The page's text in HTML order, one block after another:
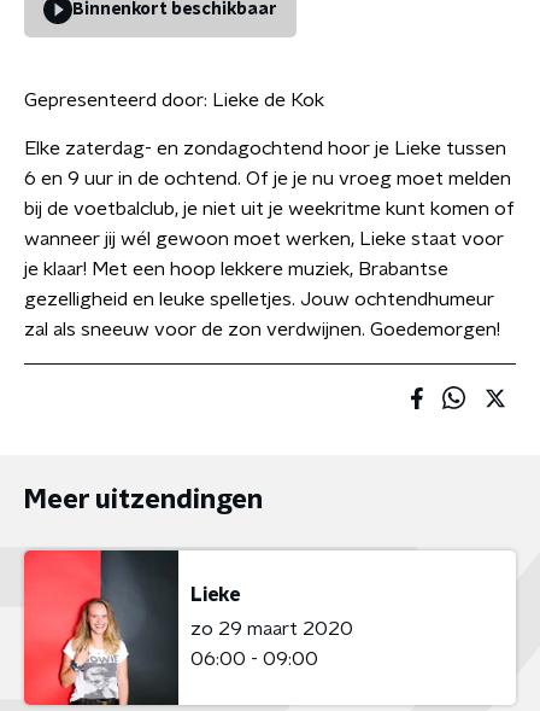
Binnenkort beschikbaar
Gepresenteerd door: Lieke de Kok
Elke zaterdag- en zondagochtend hoor je Lieke tussen
6 en 9 uur in de ochtend. Of je je nu vroeg moet melden
bij de voetbalclub, je niet uit je weekritme kunt komen of
wanneer jij wél gewoon moet werken, Lieke staat voor
je klaar! Met een hoop lekkere muziek, Brabantse
gezelligheid en leuke spelletjes. Jouw ochtendhumeur
zal als sneeuw voor de zon verdwijnen. Goedemorgen!
Meer uitzendingen
Lieke
zo 29 maart 2020
06:00 - 09:00